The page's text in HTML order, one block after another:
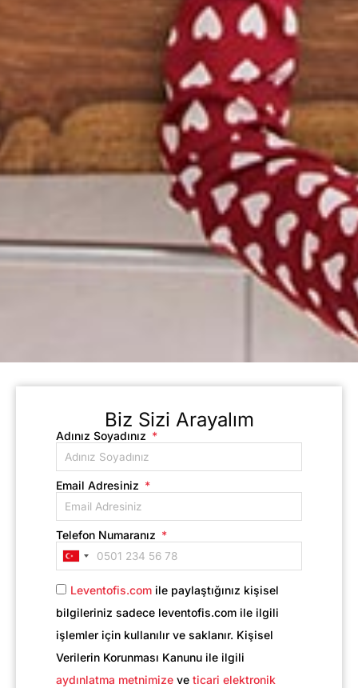
Biz Sizi Arayalım
Adınız Soyadınız
Email Adresiniz
Telefon Numaranız
Turkey
+90Leventofis.com ile paylaştığınız kişisel
bilgileriniz sadece leventofis.com ile ilgili
işlemler için kullanılır ve saklanır. Kişisel
Verilerin Korunması Kanunu ile ilgili
aydınlatma metnimize ve ticari elektronik